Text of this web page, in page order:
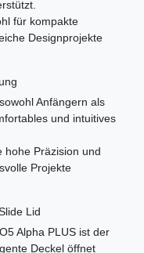
für kompakte
Designprojekte
Anfängern als
und intuitives
hohe Präzision und
Projekte
Lid
Alpha PLUS ist der
Deckel öffnet